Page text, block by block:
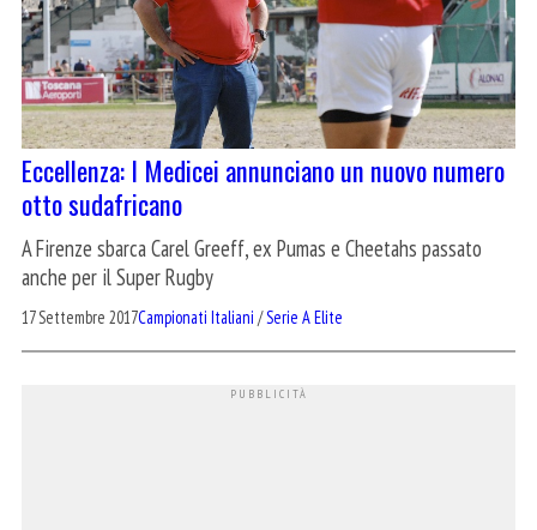
Eccellenza: I Medicei annunciano un nuovo numero
otto sudafricano
A Firenze sbarca Carel Greeff, ex Pumas e Cheetahs passato
anche per il Super Rugby
17 Settembre 2017Campionati Italiani /Serie A Elite